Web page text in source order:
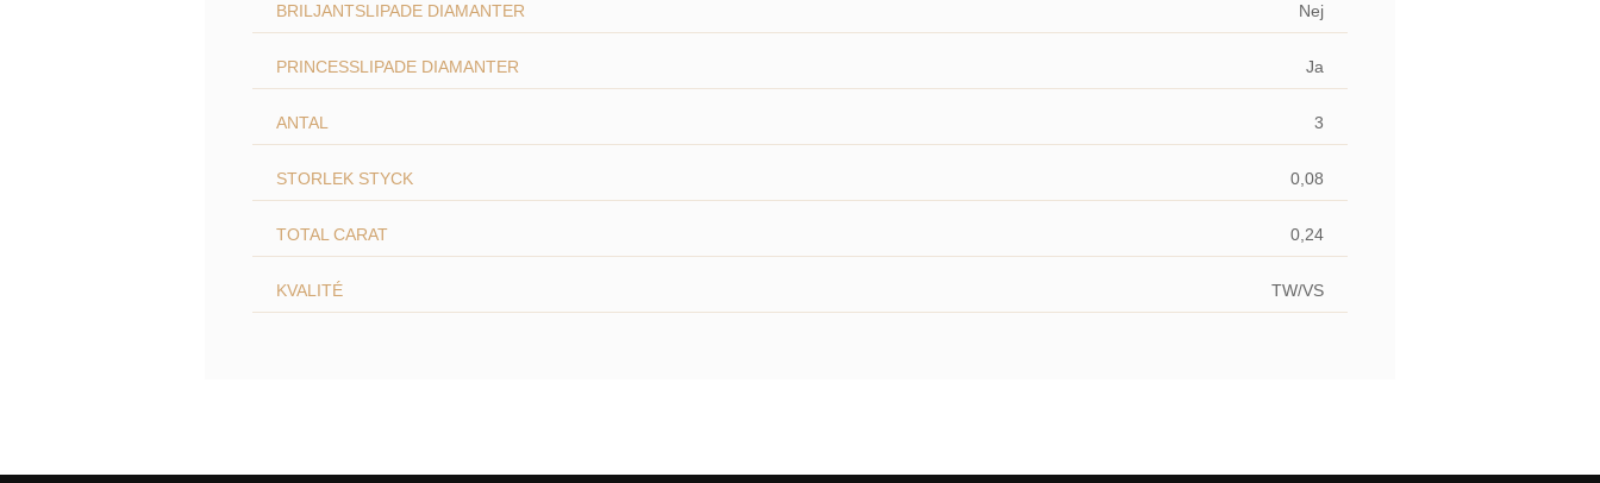
BRILJANTSLIPADE DIAMANTER Nej
PRINCESSLIPADE DIAMANTER Ja
ANTAL 3
STORLEK STYCK 0,08
TOTAL CARAT 0,24
KVALITÉ TW/VS